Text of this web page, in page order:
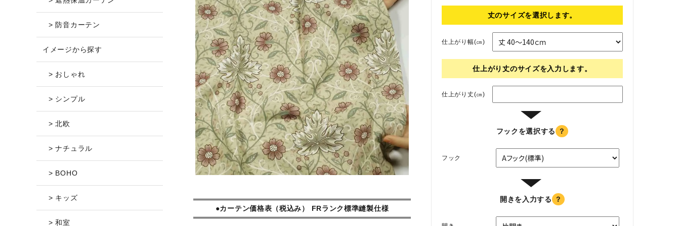
丈のサイズを選択します。
仕上がり幅(㎝)
仕上がり丈のサイズを入力します。
仕上がり丈(㎝)
▼
フックを選択する ？
フック
▼
開きを入力する ？
●カーテン価格表（税込み） FRランク標準縫製仕様
> 防音カーテン
イメージから探す
> おしゃれ
> シンプル
> 北欧
> ナチュラル
> BOHO
> キッズ
> 和室